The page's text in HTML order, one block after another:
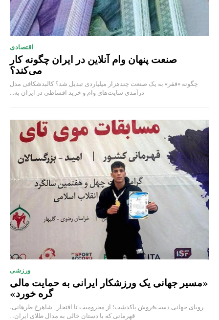
اقتصادی
صنعت پنهان وام آنلاین در ایران چگونه کار
می‌کند؟
چگونه «فقر» به یک صنعت چند‌هزار میلیاردی تبدیل شد؟ کالبدشکافی مدل
درآمدی سایت‌های وام و خرید اقساطی در ایران به...
ورزشی
«مسیر جهانی یک ورزشکار ایرانی به حمایت مالی
گره خورد»
رویای جهانی دست‌فروش پاکدشت؛ از محرومیت تا افتخار شاهرخ طرهانی،
قهرمانی که با دستان خالی به مدال طلای ایران...